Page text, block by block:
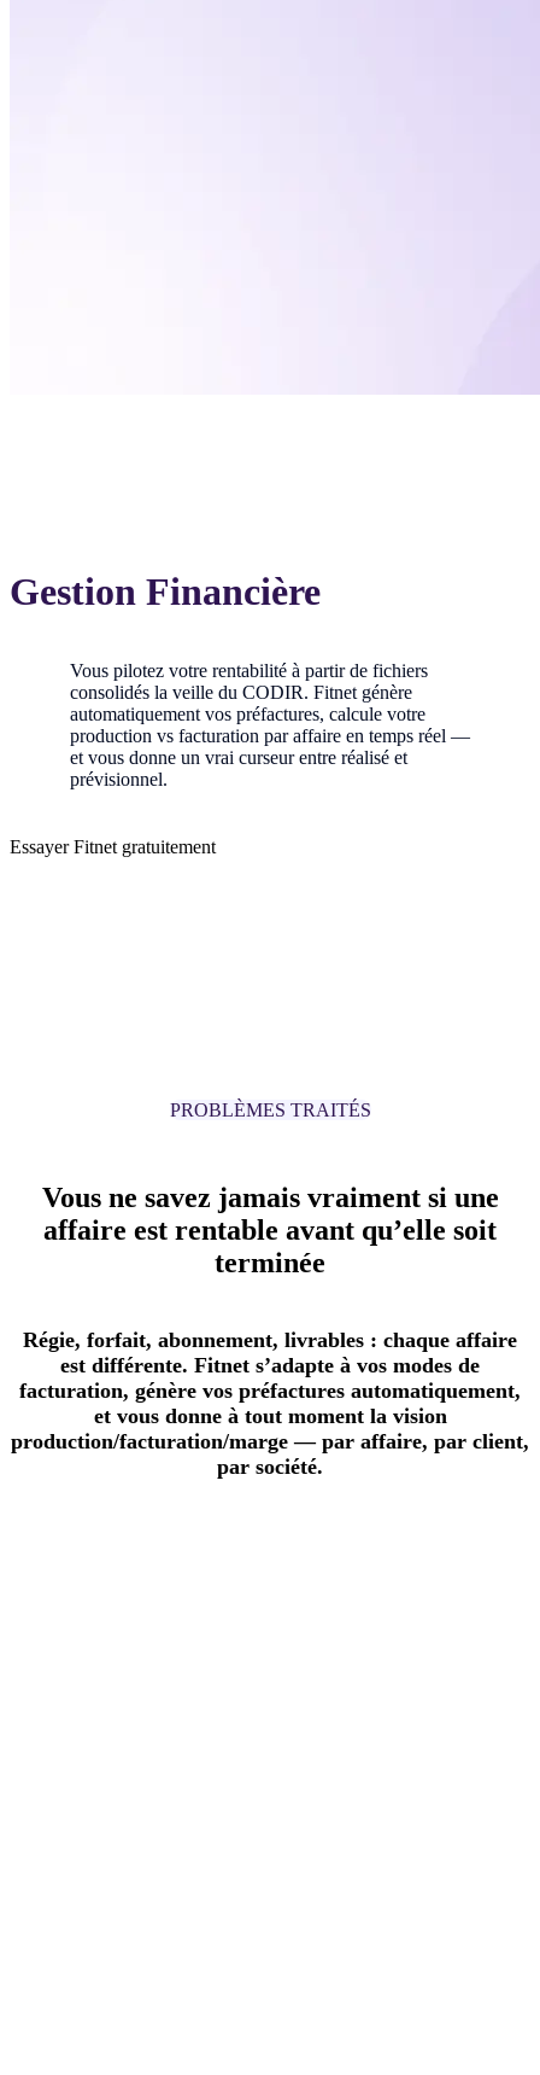
Gestion Financière
Vous pilotez votre rentabilité à partir de fichiers
consolidés la veille du CODIR. Fitnet génère
automatiquement vos préfactures, calcule votre
production vs facturation par affaire en temps réel —
et vous donne un vrai curseur entre réalisé et
prévisionnel.
Essayer Fitnet gratuitement
PROBLÈMES TRAITÉS
Vous ne savez jamais vraiment si une
affaire est rentable avant qu’elle soit
terminée
Régie, forfait, abonnement, livrables : chaque affaire
est différente. Fitnet s’adapte à vos modes de
facturation, génère vos préfactures automatiquement,
et vous donne à tout moment la vision
production/facturation/marge — par affaire, par client,
par société.